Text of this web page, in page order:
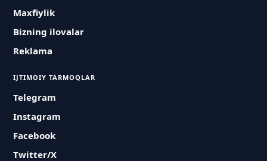
Maxfiylik
Bizning ilovalar
Reklama
IJTIMOIY TARMOQLAR
Telegram
Instagram
Facebook
Twitter/X